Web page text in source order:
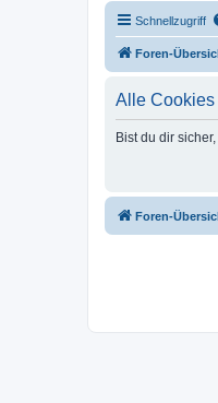
Schnellzugriff
Foren-
Alle Cookies
Bist du dir
Foren-